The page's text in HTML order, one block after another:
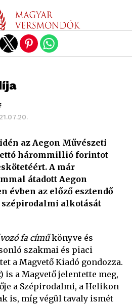
az Aegon Művészeti
hárommillió forintot
A már
átadott Aegon
évben az előző esztendő
alkotását
fa címűkönyve és
szakmai és piaci
a Magvető Kiadó gondozza.
is a Magvető jelentette meg,
a Szépirodalmi, a Helikon
is, míg végül tavaly ismét
mobile version